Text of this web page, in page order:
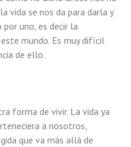
vida se nos da para darla y
uno, es decir la
mundo. Es muy difícil
de ello.
forma de vivir. La vida ya
a nosotros,
que va más allá de